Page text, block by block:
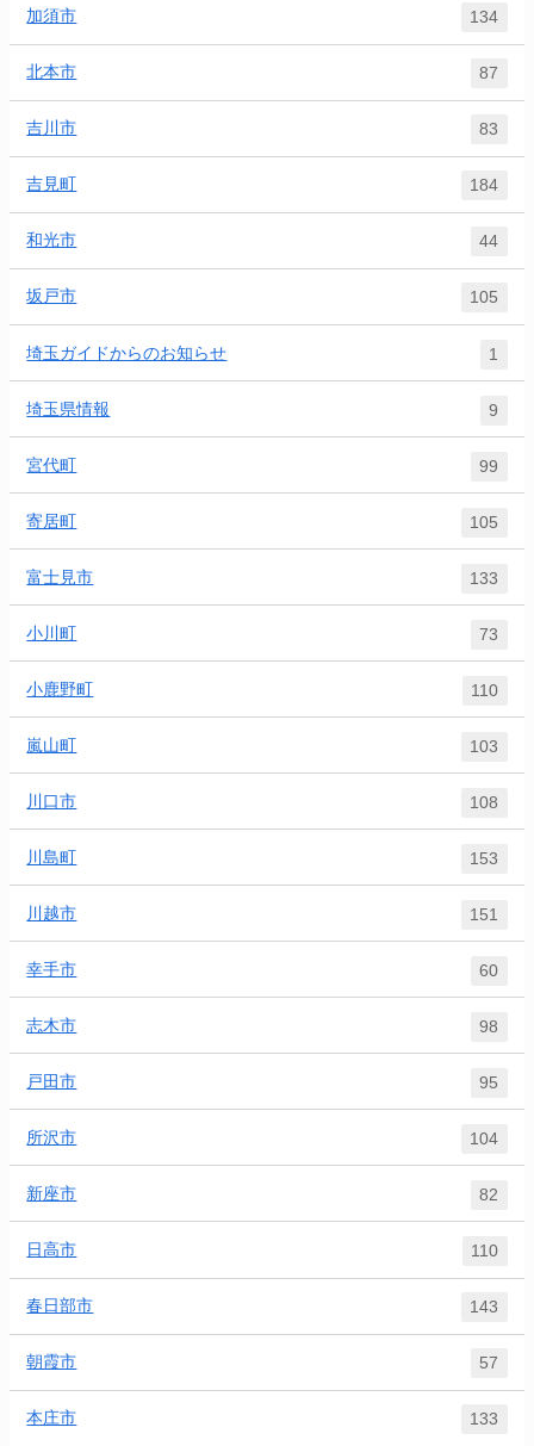
加須市 134
北本市 87
吉川市 83
吉見町 184
和光市 44
坂戸市 105
埼玉ガイドからのお知らせ 1
埼玉県情報 9
宮代町 99
寄居町 105
富士見市 133
小川町 73
小鹿野町 110
嵐山町 103
川口市 108
川島町 153
川越市 151
幸手市 60
志木市 98
戸田市 95
所沢市 104
新座市 82
日高市 110
春日部市 143
朝霞市 57
本庄市 133